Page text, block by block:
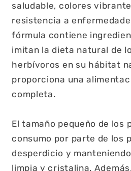
saludable, colores
resistencia a
fórmula contiene
imitan la dieta natural de
herbívoros en su hábitat
proporciona una
completa.
El tamaño pequeño de los
consumo por parte de los
desperdicio y
limpia y cristalina.